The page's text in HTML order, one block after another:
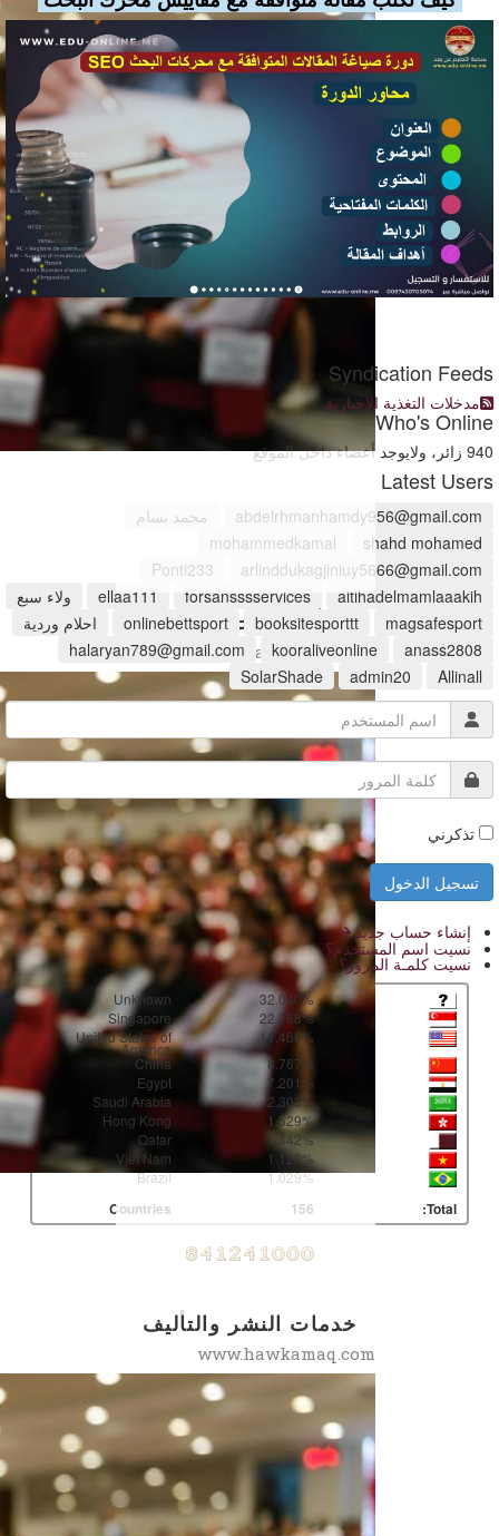
العلاقات العامة
والاستشارات الإعلامية
www.hawkamaq.com
خدمات النشر والتأليف
www.hawkamaq.com
Syndication Feeds
مدخلات التغذية الإخبارية
Who's Online
940 زائر، ولايوجد أعضاء داخل الموقع
Latest Users
abdelrhmanhamdy956@gmail.com
محمد بسام
shahd mohamed
mohammedkamal
arlinddukagjiniuy5666@gmail.com
Ponti233
aitihadelmamlaaakih
forsansssservices
ellaa111
ولاء سبع
magsafesport
booksitesporttt
onlinebettsport
احلام وردية
anass2808
kooraliveonline
halaryan789@gmail.com
Allinall
admin20
SolarShade
تذكرني
إنشاء حساب جديد
نسيت اسم المستخدم؟
نسيت كلمـة المرور؟
32.040%
Unknown
22.168%
Singapore
11.466%
United States of
America
8.767%
China
7.201%
Egypt
2.303%
Saudi Arabia
1.529%
Hong Kong
1.442%
Qatar
1.128%
Viet Nam
1.029%
Brazil
Total:
156
Countries